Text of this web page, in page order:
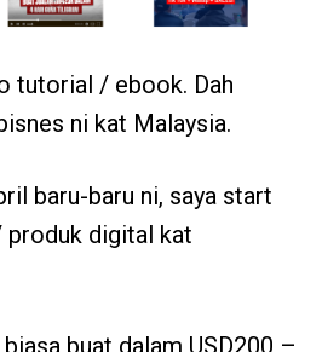
tutorial / ebook. Dah
ni kat Malaysia.
baru-baru ni, saya start
digital kat
buat dalam USD200 –